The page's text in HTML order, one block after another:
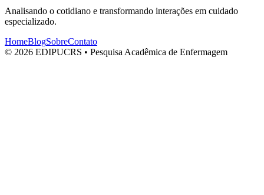
Analisando o cotidiano e transformando interações em cuidado
especializado.
HomeBlogSobreContato
© 2026 EDIPUCRS • Pesquisa Acadêmica de Enfermagem